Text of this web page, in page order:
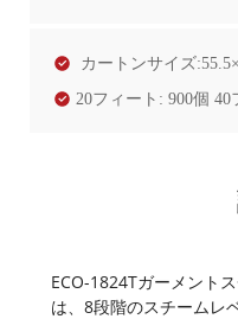
カートンサイズ
20フィート: 900個 40
ECO-1824Tガーメント
は、8段階のスチームレ